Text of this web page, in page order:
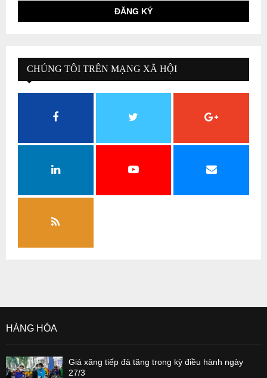
CHÚNG TÔI TRÊN MẠNG XÃ HỘI
HÀNG HÓA
Giá xăng tiếp đà tăng trong kỳ điều hành ngày
27/3